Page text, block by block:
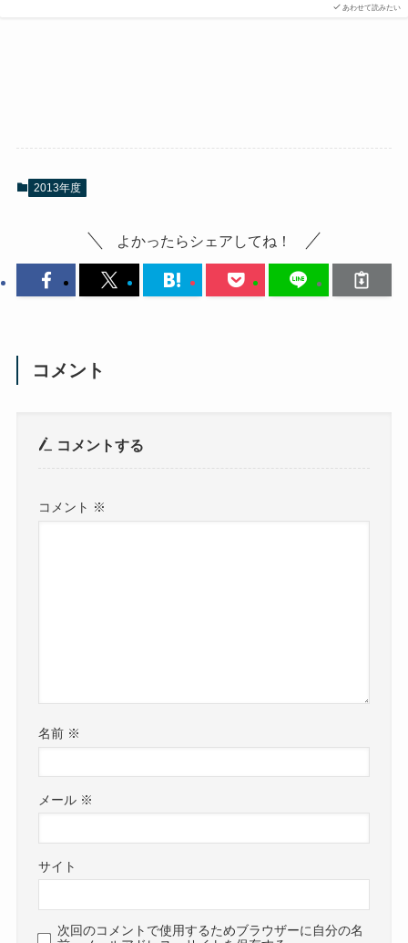
あわせて読みたい
2013年度
よかったらシェアしてね！
コメント
コメントする
コメント ※
名前 ※
メール ※
サイト
次回のコメントで使用するためブラウザーに自分の名